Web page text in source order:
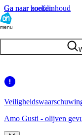
Ga naar hoofdinhoud
Ga naar zoeken
menu
Amo Gusti - olijven